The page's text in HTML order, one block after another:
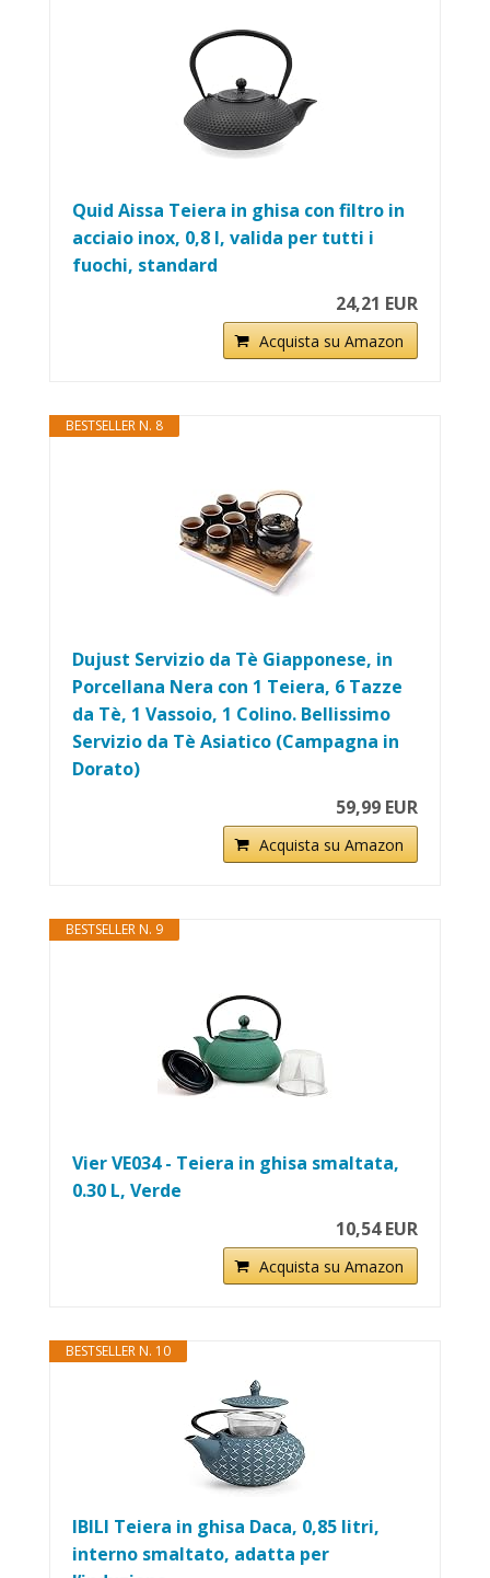
Quid Aissa Teiera in ghisa con filtro in
acciaio inox, 0,8 l, valida per tutti i
fuochi, standard
24,21 EUR
Acquista su Amazon
BESTSELLER N. 8
Dujust Servizio da Tè Giapponese, in
Porcellana Nera con 1 Teiera, 6 Tazze
da Tè, 1 Vassoio, 1 Colino. Bellissimo
Servizio da Tè Asiatico (Campagna in
Dorato)
59,99 EUR
Acquista su Amazon
BESTSELLER N. 9
Vier VE034 - Teiera in ghisa smaltata,
0.30 L, Verde
10,54 EUR
Acquista su Amazon
BESTSELLER N. 10
IBILI Teiera in ghisa Daca, 0,85 litri,
interno smaltato, adatta per